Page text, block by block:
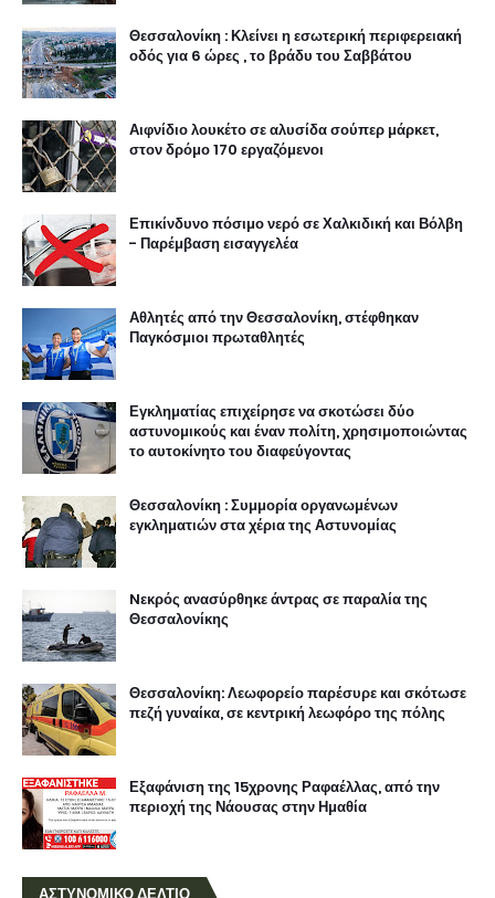
Θεσσαλονίκη : Κλείνει η εσωτερική περιφερειακή
οδός για 6 ώρες , το βράδυ του Σαββάτου
Αιφνίδιο λουκέτο σε αλυσίδα σούπερ μάρκετ,
στον δρόμο 170 εργαζόμενοι
Επικίνδυνο πόσιμο νερό σε Χαλκιδική και Βόλβη
- Παρέμβαση εισαγγελέα
Αθλητές από την Θεσσαλονίκη, στέφθηκαν
Παγκόσμιοι πρωταθλητές
Εγκληματίας επιχείρησε να σκοτώσει δύο
αστυνομικούς και έναν πολίτη, χρησιμοποιώντας
το αυτοκίνητο του διαφεύγοντας
Θεσσαλονίκη : Συμμορία οργανωμένων
εγκληματιών στα χέρια της Αστυνομίας
Nεκρός ανασύρθηκε άντρας σε παραλία της
Θεσσαλονίκης
Θεσσαλονίκη: Λεωφορείο παρέσυρε και σκότωσε
πεζή γυναίκα, σε κεντρική λεωφόρο της πόλης
Εξαφάνιση της 15χρονης Ραφαέλλας, από την
περιοχή της Νάουσας στην Ημαθία
ΑΣΤΥΝΟΜΙΚΟ ΔΕΛΤΙΟ